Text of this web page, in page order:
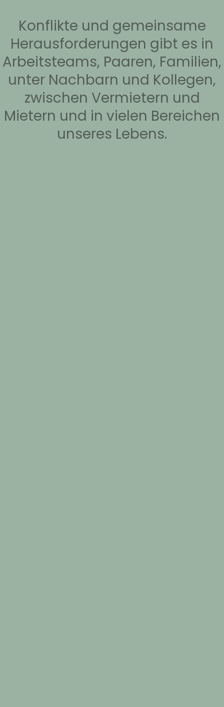
Konflikte und gemeinsame
Herausforderungen gibt es in
Arbeitsteams, Paaren, Familien,
unter Nachbarn und Kollegen,
zwischen Vermietern und
Mietern und in vielen Bereichen
unseres Lebens.